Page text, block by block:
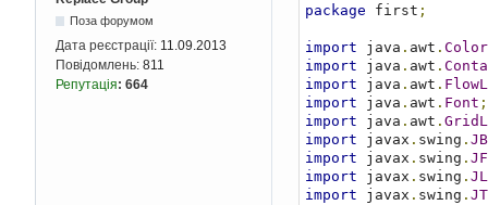
Поза форумом
Дата реєстрації: 11.09.2013
Повідомлень: 811
Репутація: 664
package first ;
import java . awt . Color
import java . awt .
import java . awt .
import java . awt . Font ;
import java . awt .
import javax . swing .
import javax . swing .
import javax . swing .
import javax . swing .